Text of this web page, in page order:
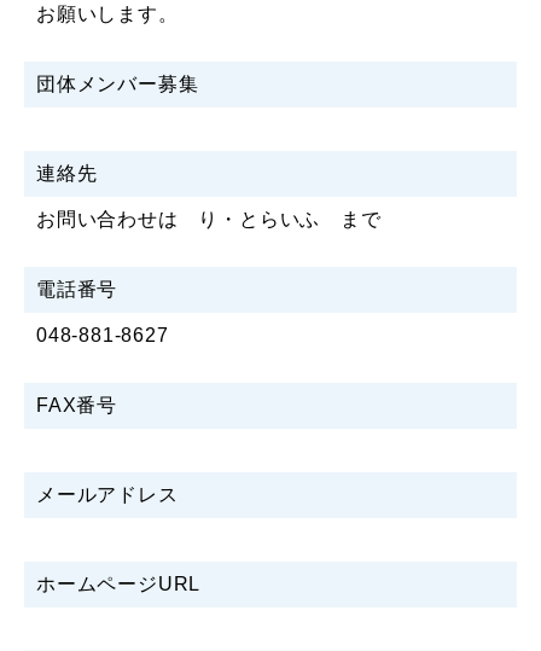
お願いします。
団体メンバー募集
連絡先
お問い合わせは り・とらいふ まで
電話番号
048-881-8627
FAX番号
メールアドレス
ホームページURL